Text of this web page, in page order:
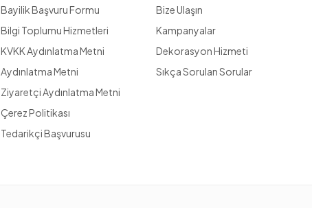
Bayilik Başvuru Formu
Bilgi Toplumu Hizmetleri
KVKK Aydınlatma Metni
Aydınlatma Metni
Ziyaretçi Aydınlatma Metni
Çerez Politikası
Tedarikçi Başvurusu
Bize Ulaşın
Kampanyalar
Dekorasyon Hizmeti
Sıkça Sorulan Sorular